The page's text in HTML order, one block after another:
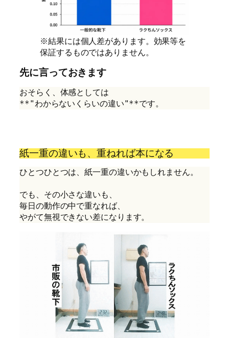
※結果には個人差があります。効果等を
保証するものではありません。
先に言っておきます
おそらく、体感としては
**"わからないくらいの違い"**です。
紙一重の違いも、重ねれば本になる
ひとつひとつは、紙一重の違いかもしれません。
でも、その小さな違いも、
毎日の動作の中で重なれば、
やがて無視できない差になります。